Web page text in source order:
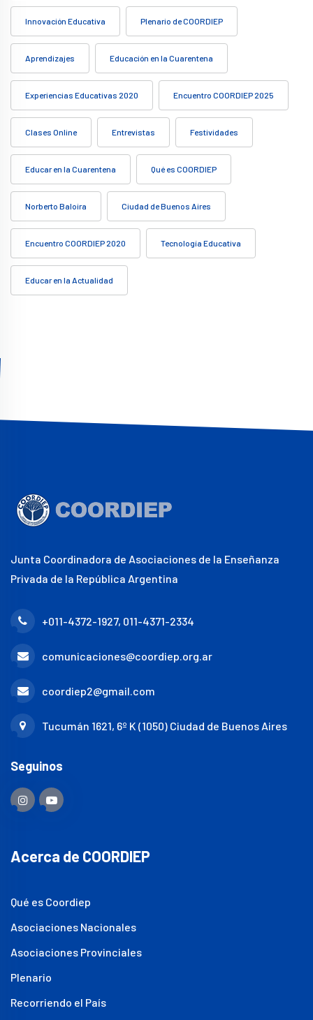
Innovación Educativa Plenario de COORDIEP
Aprendizajes Educación en la Cuarentena
Experiencias Educativas 2020 Encuentro COORDIEP 2025
Clases Online Entrevistas Festividades
Educar en la Cuarentena Qué es COORDIEP
Norberto Baloira Ciudad de Buenos Aires
Encuentro COORDIEP 2020 Tecnología Educativa
Educar en la Actualidad
Junta Coordinadora de Asociaciones de la Enseñanza
Privada de la República Argentina
+011-4372-1927, 011-4371-2334
comunicaciones@coordiep.org.ar
coordiep2@gmail.com
Tucumán 1621, 6º K (1050) Ciudad de Buenos Aires
Seguinos
Acerca de COORDIEP
Qué es Coordiep
Asociaciones Nacionales
Asociaciones Provinciales
Plenario
Recorriendo el País